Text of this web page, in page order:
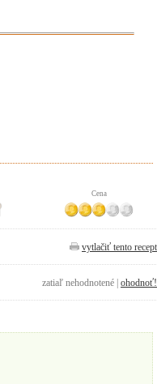
Cena
vytlačiť tento recept
zatiaľ nehodnotené | ohodnoť!